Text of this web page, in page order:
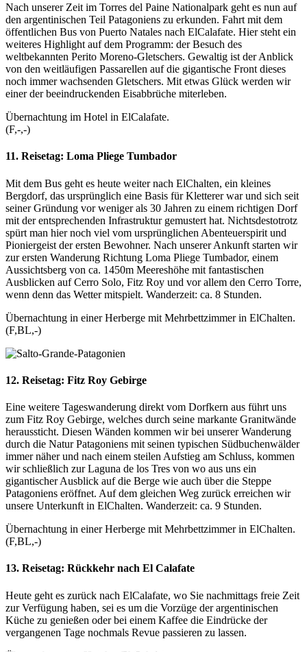
Nach unserer Zeit im Torres del Paine Nationalpark geht es nun auf
den argentinischen Teil Patagoniens zu erkunden. Fahrt mit dem
öffentlichen Bus von Puerto Natales nach ElCalafate. Hier steht ein
weiteres Highlight auf dem Programm: der Besuch des
weltbekannten Perito Moreno-Gletschers. Gewaltig ist der Anblick
von den weitläufigen Passarellen auf die gigantische Front dieses
noch immer wachsenden Gletschers. Mit etwas Glück werden wir
einer der beeindruckenden Eisabbrüche miterleben.
Übernachtung im Hotel in ElCalafate.
(F,-,-)
11. Reisetag: Loma Pliege Tumbador
Mit dem Bus geht es heute weiter nach ElChalten, ein kleines
Bergdorf, das ursprünglich eine Basis für Kletterer war und sich seit
seiner Gründung vor weniger als 30 Jahren zu einem richtigen Dorf
mit der entsprechenden Infrastruktur gemustert hat. Nichtsdestotrotz
spürt man hier noch viel vom ursprünglichen Abenteuerspirit und
Pioniergeist der ersten Bewohner. Nach unserer Ankunft starten wir
zur ersten Wanderung Richtung Loma Pliege Tumbador, einem
Aussichtsberg von ca. 1450m Meereshöhe mit fantastischen
Ausblicken auf Cerro Solo, Fitz Roy und vor allem den Cerro Torre,
wenn denn das Wetter mitspielt. Wanderzeit: ca. 8 Stunden.
Übernachtung in einer Herberge mit Mehrbettzimmer in ElChalten.
(F,BL,-)
12. Reisetag: Fitz Roy Gebirge
Eine weitere Tageswanderung direkt vom Dorfkern aus führt uns
zum Fitz Roy Gebirge, welches durch seine markante Granitwände
heraussticht. Diesen Wänden kommen wir bei unserer Wanderung
durch die Natur Patagoniens mit seinen typischen Südbuchenwälder
immer näher und nach einem steilen Aufstieg am Schluss, kommen
wir schließlich zur Laguna de los Tres von wo aus uns ein
gigantischer Ausblick auf die Berge wie auch über die Steppe
Patagoniens eröffnet. Auf dem gleichen Weg zurück erreichen wir
unsere Unterkunft in ElChalten. Wanderzeit: ca. 9 Stunden.
Übernachtung in einer Herberge mit Mehrbettzimmer in ElChalten.
(F,BL,-)
13. Reisetag: Rückkehr nach El Calafate
Heute geht es zurück nach ElCalafate, wo Sie nachmittags freie Zeit
zur Verfügung haben, sei es um die Vorzüge der argentinischen
Küche zu genießen oder bei einem Kaffee die Eindrücke der
vergangenen Tage nochmals Revue passieren zu lassen.